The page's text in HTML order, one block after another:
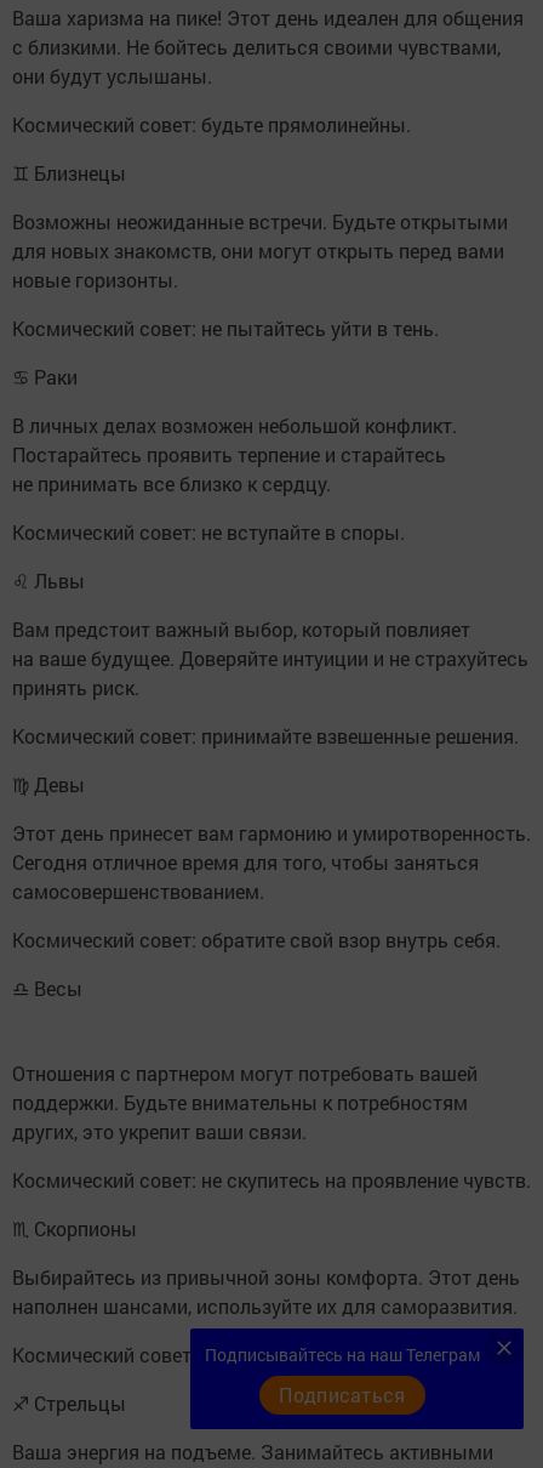
Ваша харизма на пике! Этот день идеален для общения
с близкими. Не бойтесь делиться своими чувствами,
они будут услышаны.
Космический совет: будьте прямолинейны.
♊ Близнецы
Возможны неожиданные встречи. Будьте открытыми
для новых знакомств, они могут открыть перед вами
новые горизонты.
Космический совет: не пытайтесь уйти в тень.
♋ Раки
В личных делах возможен небольшой конфликт.
Постарайтесь проявить терпение и старайтесь
не принимать все близко к сердцу.
Космический совет: не вступайте в споры.
♌ Львы
Вам предстоит важный выбор, который повлияет
на ваше будущее. Доверяйте интуиции и не страхуйтесь
принять риск.
Космический совет: принимайте взвешенные решения.
♍ Девы
Этот день принесет вам гармонию и умиротворенность.
Сегодня отличное время для того, чтобы заняться
самосовершенствованием.
Космический совет: обратите свой взор внутрь себя.
♎ Весы
Отношения с партнером могут потребовать вашей
поддержки. Будьте внимательны к потребностям
других, это укрепит ваши связи.
Космический совет: не скупитесь на проявление чувств.
♏ Скорпионы
Выбирайтесь из привычной зоны комфорта. Этот день
наполнен шансами, используйте их для саморазвития.
Космический совет: не бойтесь нового.
♐ Стрельцы
Ваша энергия на подъеме. Занимайтесь активными
Подписывайтесь на наш Телеграм
Подписаться